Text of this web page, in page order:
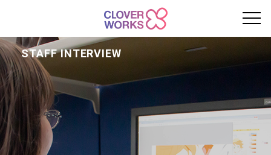
STAFF INTERVIEW